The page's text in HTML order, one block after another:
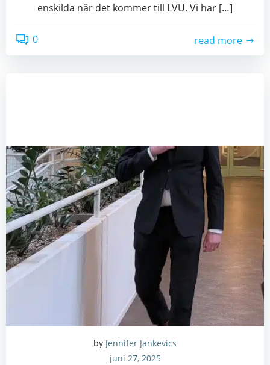
enskilda när det kommer till LVU. Vi har […]
0 read more
by Jennifer Jankevics
juni 27, 2025